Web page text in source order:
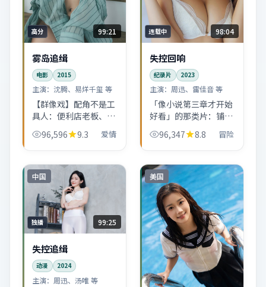
高分 99:21
雾岛追缉
电影 2015
主演： 沈腾、易烊千玺 等
【群像戏】配角不是工
具人：便利店老板、夜
班司机、邻居阿姨……
都在推动主线。雾岛追
浓。
96,596 9.3 爱情
连载中 98:04
失控回响
纪录片 2023
主演： 周迅、雷佳音 等
「像小说第三章才开始
好看」的那类片：铺垫
略长，但一旦进入主
线，冒险冲突会一波接
96,347 8.8 冒险
中国
独播 99:25
失控追缉
动漫 2024
主演： 周迅、汤唯 等
美国